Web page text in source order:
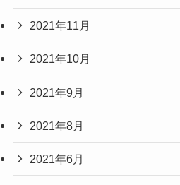
2021年11月
2021年10月
2021年9月
2021年8月
2021年6月